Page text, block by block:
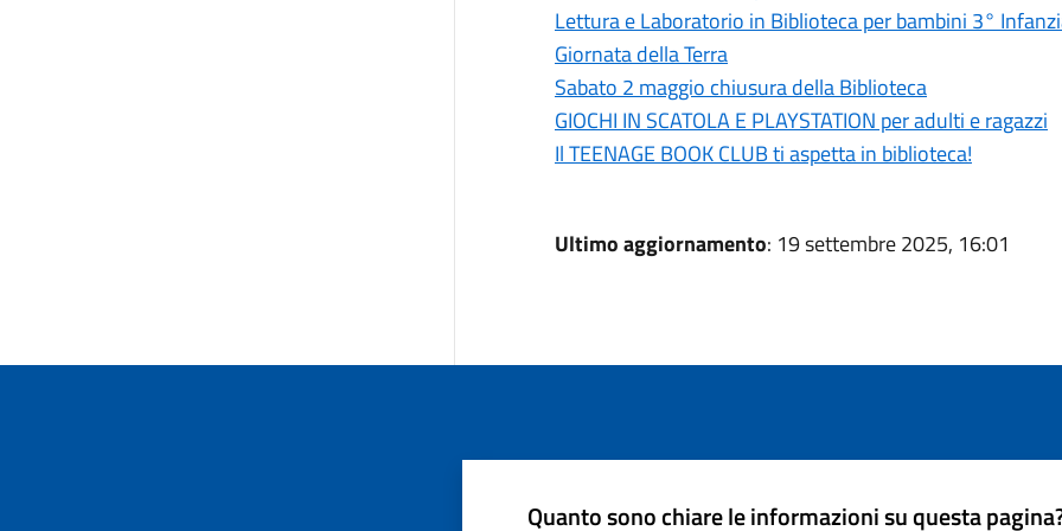
Lettura e Laboratorio in Biblioteca per bambini 3°
Giornata della Terra
Sabato 2 maggio chiusura della Biblioteca
GIOCHI IN SCATOLA E PLAYSTATION per adulti e ragazzi
Il TEENAGE BOOK CLUB ti aspetta in biblioteca!
Ultimo aggiornamento: 19 settembre 2025, 16:01
Quanto sono chiare le informazioni su questa